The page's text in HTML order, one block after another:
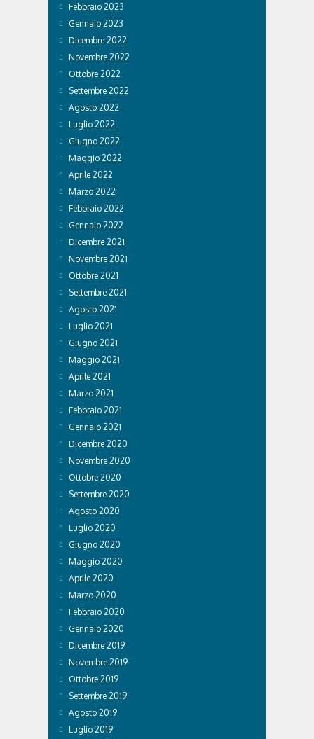
Febbraio 2023
Gennaio 2023
Dicembre 2022
Novembre 2022
Ottobre 2022
Settembre 2022
Agosto 2022
Luglio 2022
Giugno 2022
Maggio 2022
Aprile 2022
Marzo 2022
Febbraio 2022
Gennaio 2022
Dicembre 2021
Novembre 2021
Ottobre 2021
Settembre 2021
Agosto 2021
Luglio 2021
Giugno 2021
Maggio 2021
Aprile 2021
Marzo 2021
Febbraio 2021
Gennaio 2021
Dicembre 2020
Novembre 2020
Ottobre 2020
Settembre 2020
Agosto 2020
Luglio 2020
Giugno 2020
Maggio 2020
Aprile 2020
Marzo 2020
Febbraio 2020
Gennaio 2020
Dicembre 2019
Novembre 2019
Ottobre 2019
Settembre 2019
Agosto 2019
Luglio 2019